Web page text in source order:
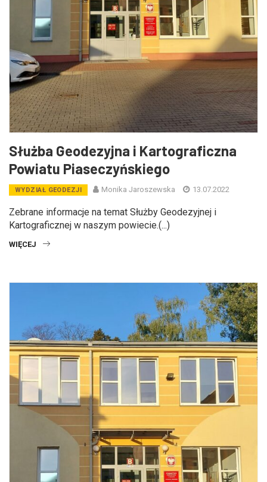
Służba Geodezyjna i Kartograficzna
Powiatu Piaseczyńskiego
WYDZIAŁ GEODEZJI Monika Jaroszewska 13.07.2022
Zebrane informacje na temat Służby Geodezyjnej i
Kartograficznej w naszym powiecie.(...)
WIĘCEJ